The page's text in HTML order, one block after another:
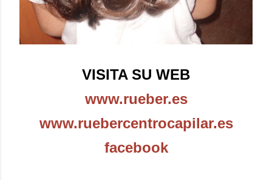
VISITA SU WEB
www.rueber.es
www.ruebercentrocapilar.es
facebook